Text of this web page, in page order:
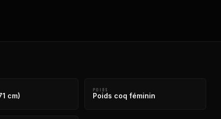
cm)
POIDS
Poids coq féminin